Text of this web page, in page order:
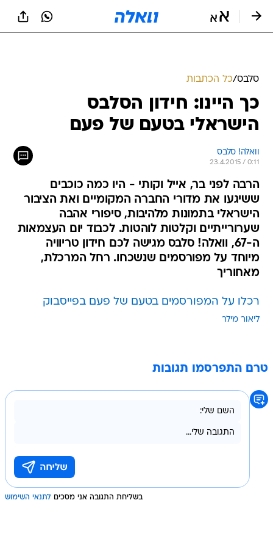
סלבס/כל הכתבות
כך היינו: חידון הסלבס
הישראלי בטעם של פעם
וואלה! סלבס
23.4.2015 / 0:11
הרבה לפני בר, אייל וקותי - היו כמה כוכבים
ששיגעו את מדורי החברה המקומיים ואת הציבור
הישראלי בתמונות מלהיבות, סיפורי אהבה
שערורייתיים וקלטות לוהטות. לכבוד יום העצמאות
ה-67, וואלה! סלבס מגישה לכם חידון טריוויה
מיוחד על מפורסמים שנשכחו. רחל המרכלת,
מאחוריך
רכלו על המפורסמים בטעם של פעם בפייסבוק
ליאור מילר
טרם התפרסמו תגובות
בשליחת התגובה אני מסכים לתנאי השימוש